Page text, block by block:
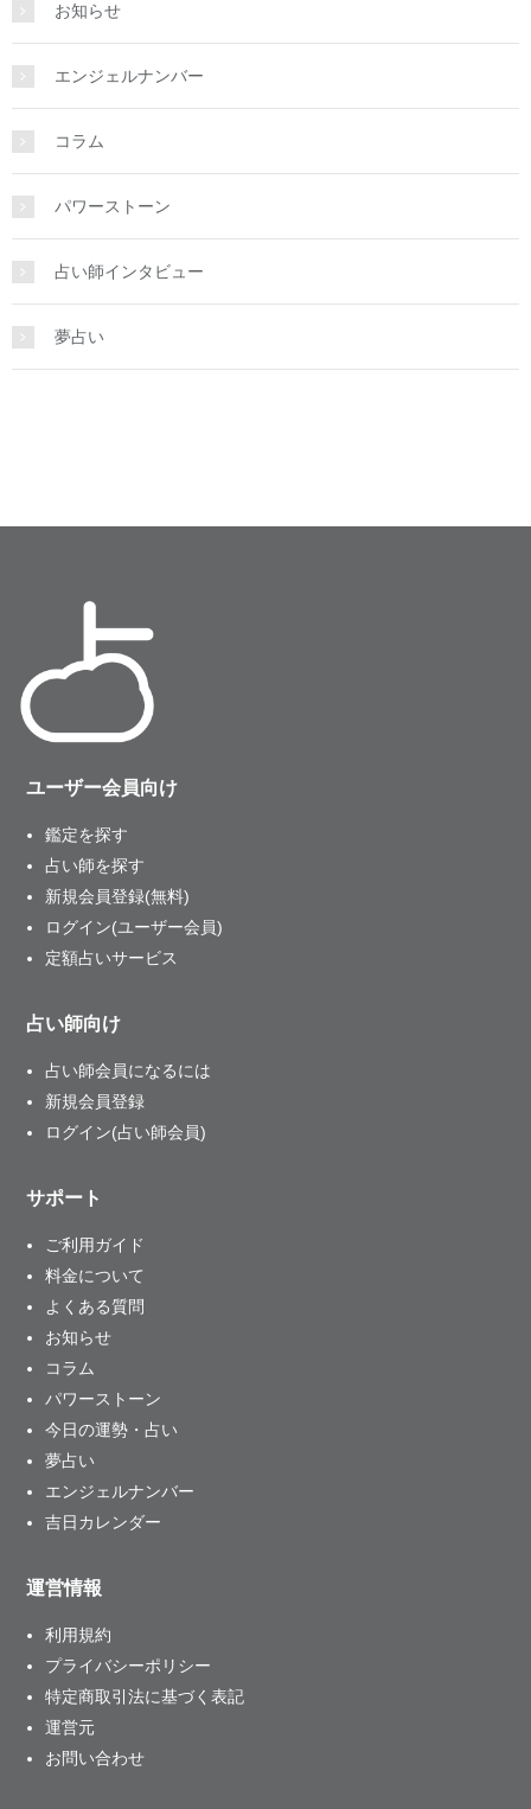
お知らせ
エンジェルナンバー
コラム
パワーストーン
占い師インタビュー
夢占い
ユーザー会員向け
鑑定を探す
占い師を探す
新規会員登録(無料)
ログイン(ユーザー会員)
定額占いサービス
占い師向け
占い師会員になるには
新規会員登録
ログイン(占い師会員)
サポート
ご利用ガイド
料金について
よくある質問
お知らせ
コラム
パワーストーン
今日の運勢・占い
夢占い
エンジェルナンバー
吉日カレンダー
運営情報
利用規約
プライバシーポリシー
特定商取引法に基づく表記
運営元
お問い合わせ